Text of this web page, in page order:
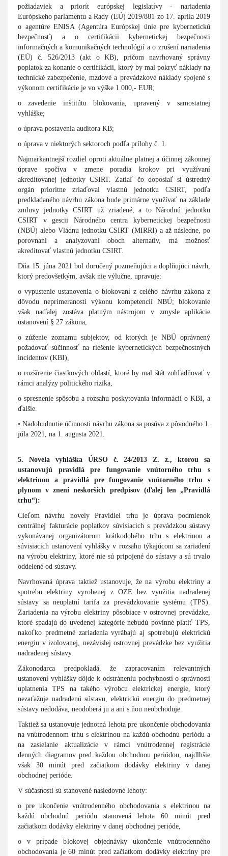
požiadaviek a priorít európskej legislatívy - nariadenia
Európskeho parlamentu a Rady (EÚ) 2019/881 zo 17. apríla 2019
o agentúre ENISA (Agentúra Európskej únie pre kybernetickú
bezpečnosť) a o certifikácii kybernetickej bezpečnosti
informačných a komunikačných technológií a o zrušení nariadenia
(EÚ) č. 526/2013 (akt o KB), pričom navrhovaný správny
poplatok za konanie o certifikácii, ktorý by mal pokryť náklady na
technické zabezpečenie, mzdové a prevádzkové náklady spojené s
výkonom certifikácie je vo výške 1.000,- EUR;
o zavedenie inštitútu blokovania, upravený v samostatnej
vyhláške;
o úprava postavenia audítora KB;
o úprava v niektorých sektoroch podľa prílohy č. 1.
Najmarkantnejší rozdiel oproti aktuálne platnej a účinnej zákonnej
úprave spočíva v zmene poradia krokov pri využívaní
akreditovanej jednotky CSIRT. Zatiaľ čo doposiaľ si ústredný
orgán prioritne zriaďoval vlastnú jednotku CSIRT, podľa
predkladaného návrhu zákona bude primárne využívať na základe
zmluvy jednotky CSIRT už zriadené, a to Národnú jednotku
CSIRT v gescii Národného centra kybernetickej bezpečnosti
(NBÚ) alebo Vládnu jednotku CSIRT (MIRRI) a až následne, po
porovnaní a analyzovaní oboch alternatív, má možnosť
akreditovať vlastnú jednotku CSIRT.
Dňa 15. júna 2021 bol doručený pozmeňujúci a doplňujúci návrh,
ktorý predovšetkým, avšak nie výlučne, upravuje:
o vypustenie ustanovenia o blokovaní z celého návrhu zákona z
dôvodu neprimeranosti výkonu kompetencií NBÚ; blokovanie
však naďalej zostáva platným nástrojom v zmysle aplikácie
ustanovení § 27 zákona,
o zúženie zoznamu subjektov, od ktorých je NBÚ oprávnený
požadovať súčinnosť na riešenie kybernetických bezpečnostných
incidentov (KBI),
o rozšírenie čiastkových oblastí, ktoré by mal štát zohľadňovať v
rámci analýzy politického rizika,
o spresnenie spôsobu a rozsahu poskytovania informácií o KBI, a
ďalšie.
• Nadobudnutie účinnosti návrhu zákona sa posúva z pôvodného 1.
júla 2021, na 1. augusta 2021.
5. Novela vyhláška ÚRSO č. 24/2013 Z. z., ktorou sa
ustanovujú pravidlá pre fungovanie vnútorného trhu s
elektrinou a pravidlá pre fungovanie vnútorného trhu s
plynom v znení neskorších predpisov (ďalej len „Pravidlá
trhu“):
Cieľom návrhu novely Pravidiel trhu je úprava podmienok
centrálnej fakturácie poplatkov súvisiacich s prevádzkou sústavy
vykonávanej organizátorom krátkodobého trhu s elektrinou a
súvisiacich ustanovení vyhlášky v rozsahu týkajúcom sa zariadení
na výrobu elektriny, ktoré nie sú pripojené do sústavy a sú trvalo
oddelené od sústavy.
Navrhovaná úprava taktiež ustanovuje, že na výrobu elektriny a
spotrebu elektriny vyrobenej z OZE bez využitia nadradenej
sústavy sa neuplatní tarifa za prevádzkovanie systému (TPS).
Zariadenia na výrobu elektriny pôsobiace v ostrovnej prevádzke,
ktoré spadajú do uvedenej kategórie nebudú povinné platiť TPS,
nakoľko predmetné zariadenia vyrábajú aj spotrebujú elektrickú
energiu v izolovanej, nezávislej ostrovnej prevádzke bez využitia
nadradenej sústavy.
Zákonodarca predpokladá, že zapracovaním relevantných
ustanovení vyhlášky dôjde k odstráneniu pochybností o správnosti
uplatnenia TPS na takého výrobcu elektrickej energie, ktorý
nezaťažuje nadradenú sústavu, elektrickú energiu do predmetnej
sústavy nedodáva, neodoberá ju a ani s ňou neobchoduje.
Taktiež sa ustanovuje jednotná lehota pre ukončenie obchodovania
na vnútrodennom trhu s elektrinou na každú obchodnú periódu a
na zasielanie aktualizácie v rámci vnútrodennej registrácie
denných diagramov pred každou obchodnou periódou, najdlhšie
však 30 minút pred začiatkom dodávky elektriny v danej
obchodnej perióde.
V súčasnosti sú stanovené nasledovné lehoty:
o pre ukončenie vnútrodenného obchodovania s elektrinou na
každú obchodnú periódu stanovená lehota 60 minút pred
začiatkom dodávky elektriny v danej obchodnej perióde,
o v prípade blokovej objednávky ukončenie vnútrodenného
obchodovania je 60 minút pred začiatkom dodávky elektriny pre